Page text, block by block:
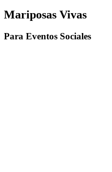
Mariposas Vivas
Para Eventos Sociales